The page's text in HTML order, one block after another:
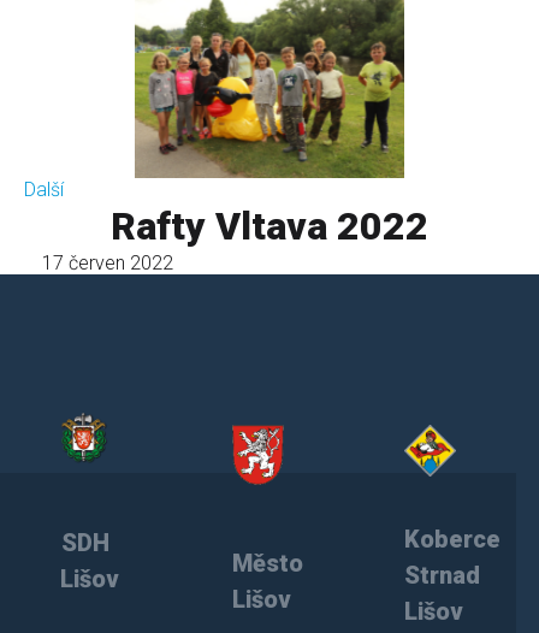
Další
Rafty Vltava 2022
17 červen 2022
SDH
Lišov
Město
Lišov
Koberce
Strnad
Lišov